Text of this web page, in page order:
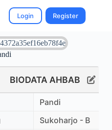
Login Register
BIODATA AHBAB
Pandi
Sukoharjo - B